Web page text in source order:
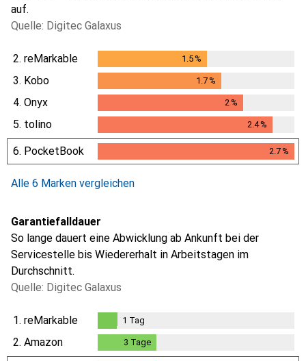
auf.
Quelle: Digitec Galaxus
2. reMarkable 1.5%
3. Kobo 1.7%
4. Onyx 2 %
5. tolino 2.4%
2.4%
6. PocketBook 2.7%
2.7%
Alle 6 Marken vergleichen
Garantiefalldauer
So lange dauert eine Abwicklung ab Ankunft bei der
Servicestelle bis Wiedererhalt in Arbeitstagen im
Durchschnitt.
Quelle: Digitec Galaxus
1. reMarkable
Tag
1 Tag
2. Amazon 3 Tage